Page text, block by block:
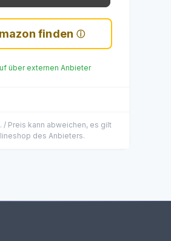
finden
über externen Anbieter
/ Preis kann abweichen, es gilt
des Anbieters.